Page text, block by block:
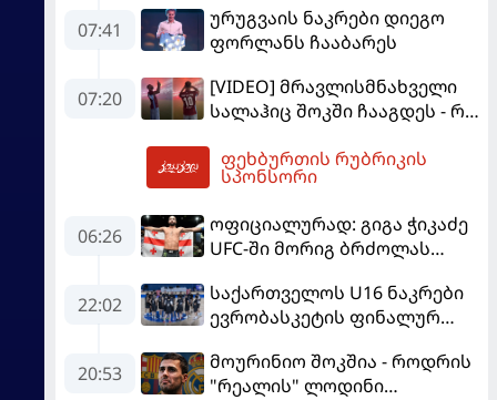
ესაუბრა ქართველი
კატალონიელთა მთავარ
07:41
ურუგვაის ნაკრები დიეგო
ფორლანს ჩააბარეს
07:20
[VIDEO] მრავლისმნახველი
სალაჰიც შოკში ჩააგდეს - რა
ეგვიპტელი ფეხბურთელის
წარდგენისას
ფეხბურთის რუბრიკის
სპონსორი
06:26
ოფიციალურად: გიგა ჭიკაძე
UFC-ში მორიგ ბრძოლას
22:02
საქართველოს U16 ნაკრები
ევრობასკეტის ფინალურ
ასპარეზობას იწყებს
20:53
მოურინიო შოკშია - როდრის
"რეალის" ლოდინი